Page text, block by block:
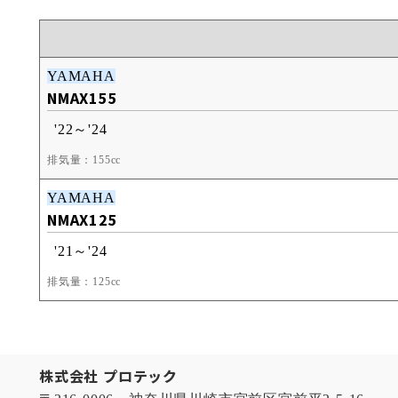
YAMAHA
NMAX155
'22～'24
排気量：155cc
YAMAHA
NMAX125
'21～'24
排気量：125cc
株式会社 プロテック